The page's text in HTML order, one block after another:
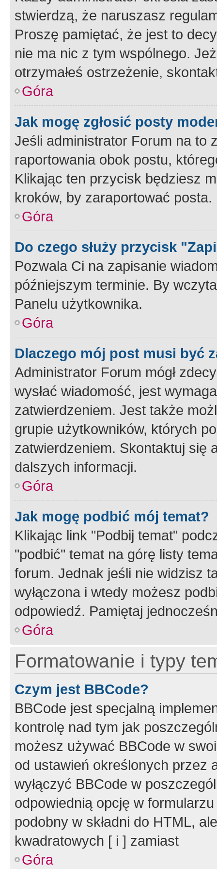
stwierdzą, że naruszasz
Proszę pamiętać, że jest to
nie ma nic z tym wspólnego.
otrzymałeś ostrzeżenie,
Góra
Jak mogę zgłosić posty
Jeśli administrator Forum na to
raportowania obok postu,
Klikając ten przycisk będziesz
kroków, by zaraportować posta.
Góra
Do czego służy przycisk
Pozwala Ci na zapisanie
późniejszym terminie. By
Panelu użytkownika.
Góra
Dlaczego mój post musi być
Administrator Forum mógł
wysłać wiadomość, jest
zatwierdzeniem. Jest także
grupie użytkowników, których
zatwierdzeniem. Skontaktuj się
dalszych informacji.
Góra
Jak mogę podbić mój temat?
Klikając link "Podbij temat"
"podbić" temat na górę listy
forum. Jednak jeśli nie widzisz
wyłączona i wtedy możesz
odpowiedź. Pamiętaj
Góra
Formatowanie i typy
Czym jest BBCode?
BBCode jest specjalną
kontrolę nad tym jak
możesz używać BBCode w
od ustawień określonych przez
wyłączyć BBCode w
odpowiednią opcję w
podobny w składni do HTML,
kwadratowych [ i ] zamiast
Góra